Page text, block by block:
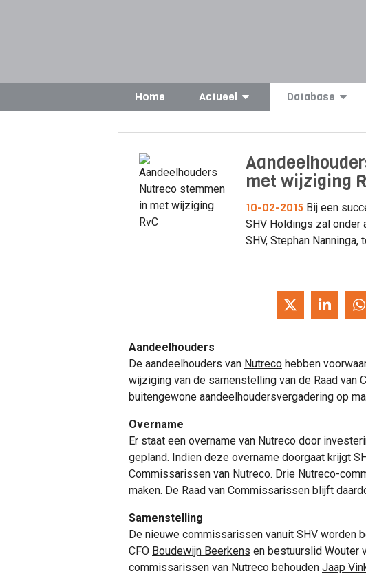
Home Actueel Database
met wijziging
10-02-2015 Bij een
SHV Holdings zal onder
SHV, Stephan
Aandeelhouders
De aandeelhouders van Nutreco hebben
wijziging van de samenstelling van de Raad van
buitengewone aandeelhoudersvergadering op
Overname
Er staat een overname van Nutreco door
gepland. Indien deze overname doorgaat krijgt
Commissarissen van Nutreco. Drie Nutreco-
maken. De Raad van Commissarissen blijft
Samenstelling
De nieuwe commissarissen vanuit SHV worden
CFO Boudewijn Beerkens en bestuurslid Wouter
commissarissen van Nutreco behouden Jaap